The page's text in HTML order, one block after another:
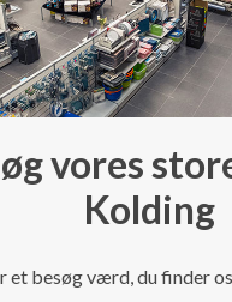
vores
Kolding
et besøg værd, du finder